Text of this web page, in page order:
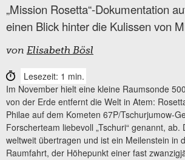
„Mission Rosetta“-Dokumentation
einen Blick hinter die Kulissen von
von Elisabeth Bösl
Lesezeit: 1 min.
Im November hielt eine kleine Raumsonde
von der Erde entfernt die Welt in Atem:
Philae auf dem Kometen 67P/Tschurjumow-
Forscherteam liebevoll „Tschuri“ genannt, ab.
weltweit übertragen und ist ein Meilenstein in
Raumfahrt, der Höhepunkt einer fast